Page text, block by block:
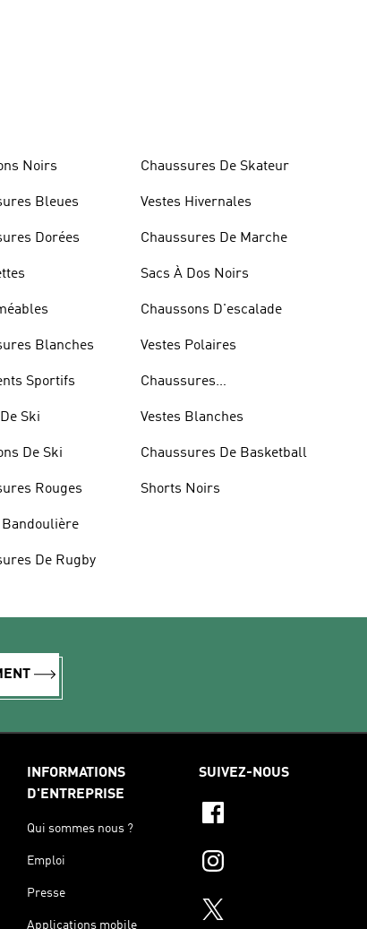
Noirs
Bleues
Dorées
Blanches
Sportifs
Ski
De Ski
Rouges
Bandoulière
De Rugby
Chaussures De Skateur
Vestes Hivernales
Chaussures De Marche
Sacs À Dos Noirs
Chaussons D'escalade
Vestes Polaires
Chaussures
Vestes Blanches
Chaussures De Basketball
Shorts Noirs
INFORMATIONS
D'ENTREPRISE
Qui sommes nous ?
Emploi
Presse
Applications mobile
SUIVEZ-NOUS